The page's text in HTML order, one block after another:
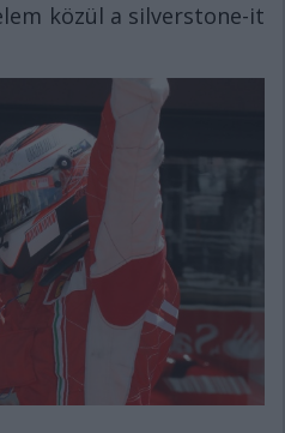
közül a silverstone-it